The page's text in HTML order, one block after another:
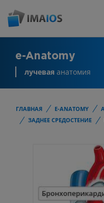
e-Anatomy
лучевая анатомия
ГЛАВНАЯ E-ANATOMY
ЗАДНЕЕ СРЕДОСТЕНИЕ